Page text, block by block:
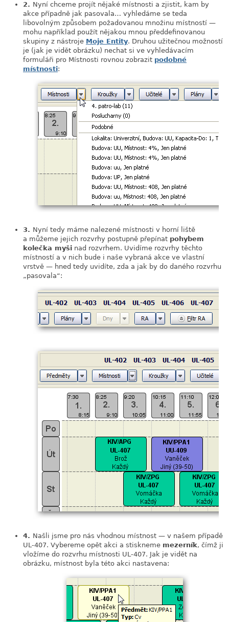
2. Nyní chceme projít nějaké místnosti a zjistit, kam by
akce případně jak pasovala… vyhledáme se teda
libovolným způsobem požadovanou množinu místností —
mohu například použít nějakou mnou předdefinovanou
skupiny z nástroje Moje Entity. Druhou užitečnou možností
je (jak je vidět obrázku) nechat si ve vyhledávacím
formuláři pro Místnosti rovnou zobrazit podobné
místnosti:
3. Nyní tedy máme nalezené místnosti v horní liště
a můžeme jejich rozvrhy postupně přepínat pohybem
kolečka myši nad rozvrhem. Uvidíme rozvrhy těchto
místností a v nich bude i naše vybraná akce ve vlastní
vrstvě — hned tedy uvidíte, zda a jak by do daného rozvrhu
„pasovala“:
4. Našli jsme pro nás vhodnou místnost — v našem případě
UL-407. Vybereme opět akci a stiskneme mezerník, čímž ji
vložíme do rozvrhu místnosti UL-407. Jak je vidět na
obrázku, místnost byla této akci nastavena: